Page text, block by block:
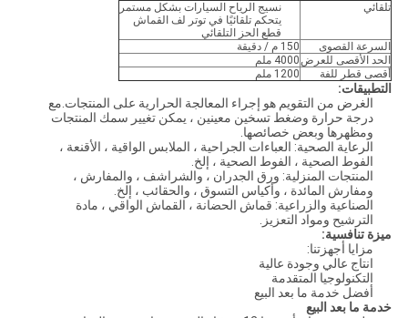
تلقائي
نسيج الرياح السيارات بشكل مستمر
يتحكم تلقائيًا في توتر لف القماش
قطع الحز التلقائي
السرعة القصوى
150 م / دقيقة
الحد الأقصى للعرض 4000 ملم
أقصى قطر للفة
1200 ملم
التطبيقات:
الغرض من التقويم هو إجراء المعالجة الحرارية على المنتجات.مع
درجة حرارة وضغط تسخين معينين ، يمكن تغيير سمك المنتجات
ومظهرها وبعض خصائصها.
الرعاية الصحية: العباءات الجراحية ، الملابس الواقية ، الأقنعة ،
الفوط الصحية ، الفوط الصحية ، إلخ.
المنتجات المنزلية: ورق الجدران ، والشراشف ، والمفارش ،
ومفارش المائدة ، وأكياس التسوق ، والحقائب ، إلخ.
الصناعية والزراعية: قماش الحضانة ، القماش الواقي ، مادة
الترشيح ومواد التعزيز.
ميزة تنافسية:
مزايا أجهزتنا:
انتاج عالي وجودة عالية
التكنولوجيا المتقدمة
أفضل خدمة ما بعد البيع
خدمة ما بعد البيع